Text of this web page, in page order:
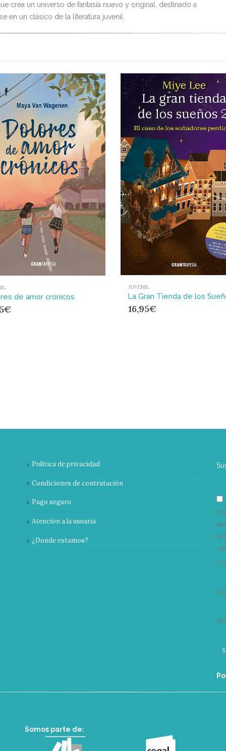
crea un universo de fantasía nuevo y original, destinado a
en un clásico de la literatura juvenil.
de amor crónicos
€
JUVENIL
La Gran Tienda de los
16,95€
Política de privacidad
Condiciones de contratación
Pago seguro
Atención a la usuaria
¿Donde estamos?
Somos parte de: